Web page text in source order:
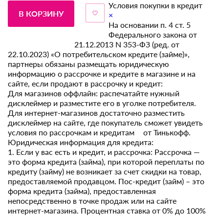
В КОРЗИНУ
Условия покупки в кредит
×
На основании п. 4 ст. 5
Федерального закона от
21.12.2013 N 353-ФЗ (ред. от
22.10.2023) «О потребительском кредите (займе)»,
партнеры обязаны размещать юридическую
информацию о рассрочке и кредите в магазине и на
сайте, если продают в рассрочку и кредит:
Для магазинов оффлайн: распечатайте нужный
дисклеймер и разместите его в уголке потребителя.
Для интернет-магазинов достаточно разместить
дисклеймер на сайте, где покупатель сможет увидеть
условия по рассрочкам и кредитам от Тинькофф.
Юридическая информация для кредита:
1. Если у вас есть и кредит, и рассрочка: Рассрочка —
это форма кредита (займа), при которой переплаты по
кредиту (займу) не возникает за счет скидки на товар,
предоставляемой продавцом. Пос-кредит (займ) – это
форма кредита (займа), предоставленная
непосредственно в точке продаж или на сайте
интернет-магазина. Процентная ставка от 0% до 100%